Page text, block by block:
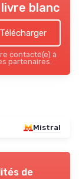
blanc
contacté(e) à
partenaires.
Mistral
de